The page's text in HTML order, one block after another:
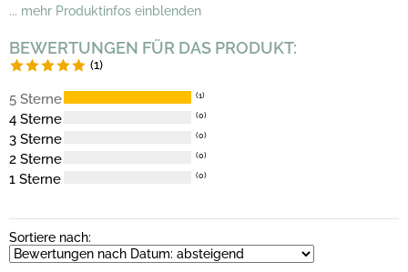
... mehr Produktinfos einblenden
BEWERTUNGEN FÜR DAS PRODUKT:
(1)
5 Sterne (1)
4 Sterne (0)
3 Sterne (0)
2 Sterne (0)
1 Sterne (0)
Sortiere nach: